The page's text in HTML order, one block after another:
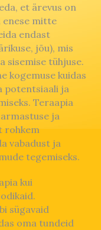
et ärevus on
enese mitte
endast
jõu), mis
sisemise tühjuse.
kogemuse kuidas
potentsiaali ja
Teraapia
ja
rohkem
vabadust ja
tegemiseks.
kui
sügavaid
oma tundeid